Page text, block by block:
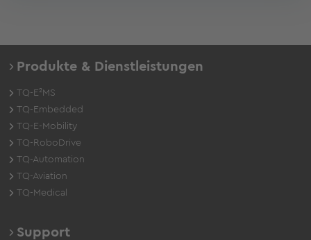
Produkte & Dienstleistungen
TQ-E²MS
TQ-Embedded
TQ-E-Mobility
TQ-RoboDrive
TQ-Automation
TQ-Aviation
TQ-Medical
Support